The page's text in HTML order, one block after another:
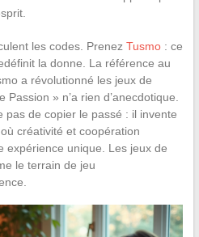
les codes. Prenez Tusmo: ce
la donne. La référence au
a révolutionné les jeux de
» n’a rien d’anecdotique.
pas de copier le passé : il invente
créativité et coopération
expérience unique. Les jeux de
le terrain de jeu